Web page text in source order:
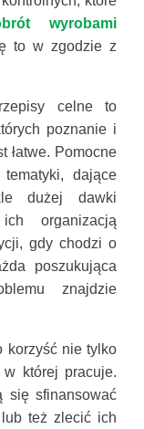
wyrobami
to w zgodzie z
celne to
poznanie i
łatwe. Pomocne
dające
dużej dawki
organizacją
gdy chodzi o
poszukująca
znajdzie
korzyść nie tylko
której pracuje.
się sfinansować
też zlecić ich